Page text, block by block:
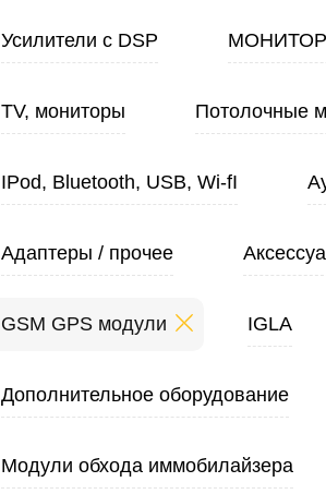
Усилители с DSP
TV, мониторы Потолочные
IPod, Bluetooth, USB, Wi-fI
Адаптеры / прочее
GSM GPS модули IGLA
Дополнительное оборудование
Модули обхода иммобилайзера